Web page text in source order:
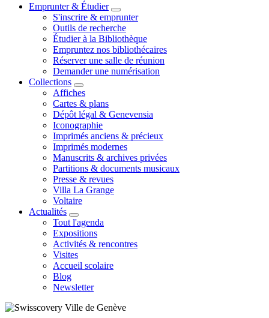
Emprunter & Étudier
S'inscrire & emprunter
Outils de recherche
Étudier à la Bibliothèque
Empruntez nos bibliothécaires
Réserver une salle de réunion
Demander une numérisation
Collections
Affiches
Cartes & plans
Dépôt légal & Genevensia
Iconographie
Imprimés anciens & précieux
Imprimés modernes
Manuscrits & archives privées
Partitions & documents musicaux
Presse & revues
Villa La Grange
Voltaire
Actualités
Tout l'agenda
Expositions
Activités & rencontres
Visites
Accueil scolaire
Blog
Newsletter